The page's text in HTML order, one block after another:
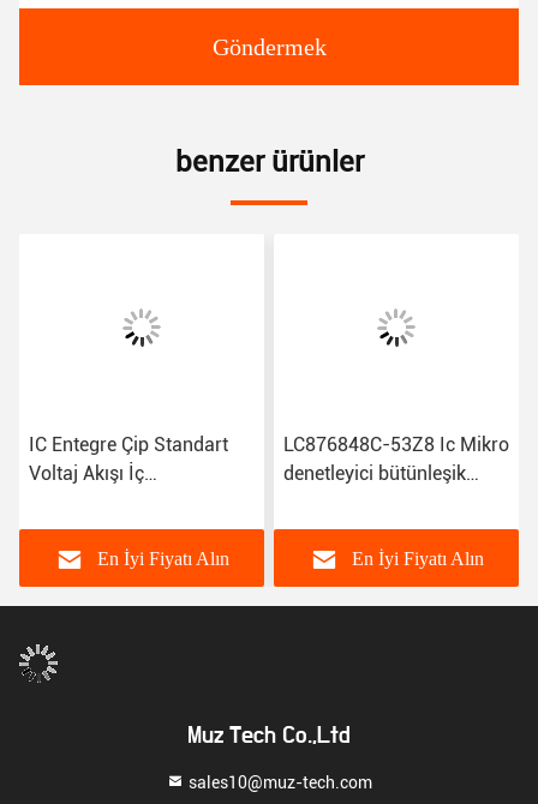
Göndermek
benzer ürünler
IC Entegre Çip Standart
Voltaj Akışı İç
En İyi Fiyatı Alın
LC876848C-53Z8 Ic Mikro
denetleyici bütünleşik
durum
En İyi Fiyatı Alın
Muz Tech Co.,Ltd
sales10@muz-tech.com